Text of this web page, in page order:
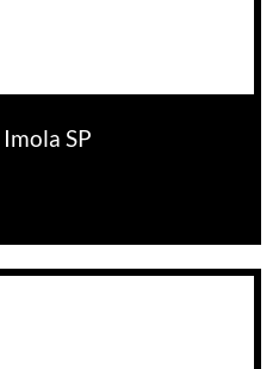
Imola SP